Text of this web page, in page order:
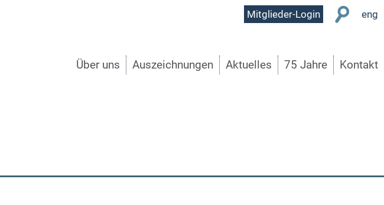
User
Mitglieder-Login eng
Über uns Auszeichnungen Aktuelles 75 Jahre Kontakt